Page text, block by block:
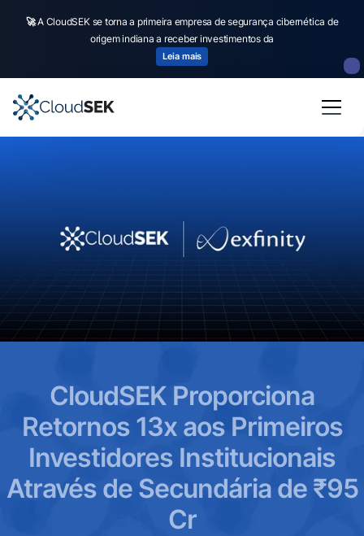
🚀A CloudSEK se torna a primeira empresa de segurança cibernética de
origem indiana a receber investimentos da
Leia mais
CloudSEK Proporciona
Retornos 13x aos Primeiros
Investidores Institucionais
Através de Secundária de ₹95
Cr